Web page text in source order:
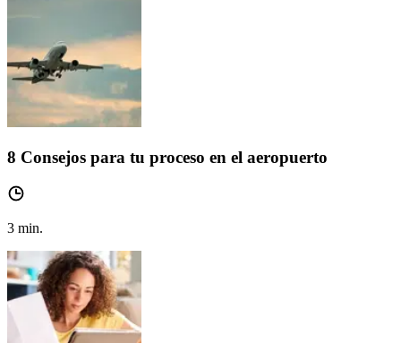
8 Consejos para tu proceso en el aeropuerto
3 min.